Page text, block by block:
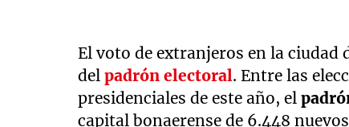
El voto de extranjeros en la ciudad
del padrón electoral. Entre las
presidenciales de este año, el
capital bonaerense de 6.448